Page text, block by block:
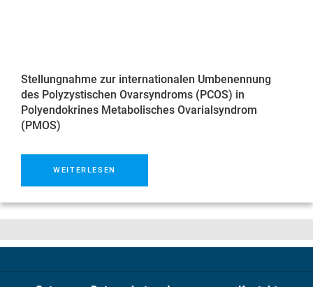
Stellungnahme zur internationalen Umbenennung
des Polyzystischen Ovarsyndroms (PCOS) in
Polyendokrines Metabolisches Ovarialsyndrom
(PMOS)
WEITERLESEN